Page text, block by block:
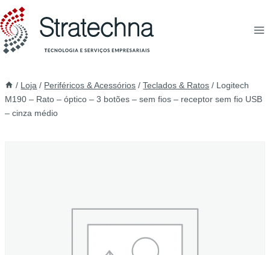
/ Loja / Periféricos & Acessórios / Teclados & Ratos / Logitech
M190 – Rato – óptico – 3 botões – sem fios – receptor sem fio USB
– cinza médio